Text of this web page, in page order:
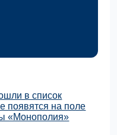
в список
появятся на поле
«Монополия»